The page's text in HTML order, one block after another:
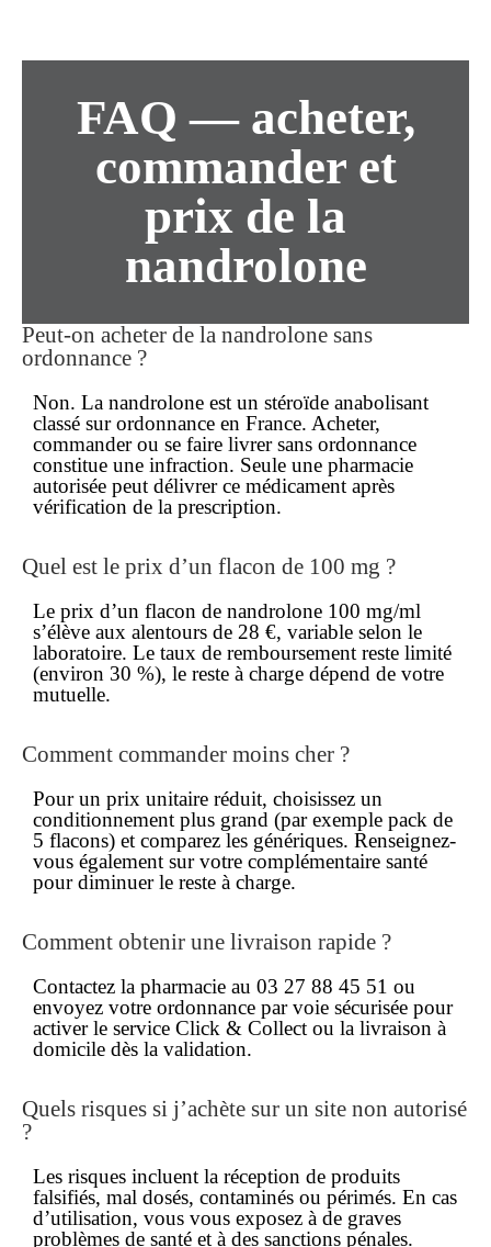
FAQ — acheter,
commander et
prix de la
nandrolone
Peut-on acheter de la nandrolone sans
ordonnance ?
Non. La nandrolone est un stéroïde anabolisant
classé sur ordonnance en France. Acheter,
commander ou se faire livrersans ordonnance
constitue une infraction. Seule une pharmacie
autorisée peut délivrer ce médicament après
vérification de la prescription.
Quel est le prix d’un flacon de 100 mg ?
Le prix d’un flacon de nandrolone 100 mg/ml
s’élève aux alentours de 28 €, variable selon le
laboratoire. Le taux de remboursement reste limité
(environ 30 %), le reste à charge dépend de votre
mutuelle.
Comment commander moins cher ?
Pour un prix unitaire réduit, choisissez un
conditionnement plus grand (par exemple pack de
5 flacons) et comparez les génériques. Renseignez-
vous également sur votre complémentaire santé
pour diminuer le reste à charge.
Comment obtenir une livraison rapide ?
Contactez la pharmacie au 03 27 88 45 51 ou
envoyez votre ordonnance par voie sécurisée pour
activer le service Click & Collect ou la livraison à
domicile dès la validation.
Quels risques si j’achète sur un site non autorisé
?
Les risques incluent la réception de produits
falsifiés, mal dosés, contaminés ou périmés. En cas
d’utilisation, vous vous exposez à de graves
problèmes de santé et à des sanctions pénales.